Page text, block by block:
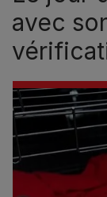
avec